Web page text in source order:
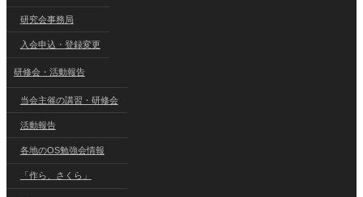
研究会事務局
入会申込・登録変更
研修会・活動報告
当会主催の講習・研修会
活動報告
各地のOS勉強会情報
「作ら、さくら」